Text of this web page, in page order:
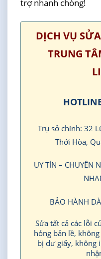
trợ nhanh chóng!
DỊCH VỤ
TRUNG
Trụ sở chính: 32
Thới Hòa,
UY TÍN – CHUYÊN
BẢO HÀNH
Sửa tất cả các lỗi
hỏng bản lề,
bị dư giấy, không